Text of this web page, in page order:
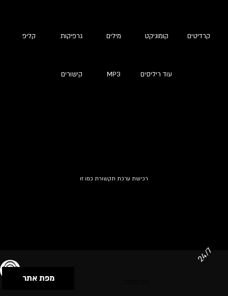
קליפ גרפיקות מילים קומוניקט קרדיטים
קישורים MP3 עוד ריליסים
רכישת ערכת תקשורת כמו זו
מפת אתר
24/7